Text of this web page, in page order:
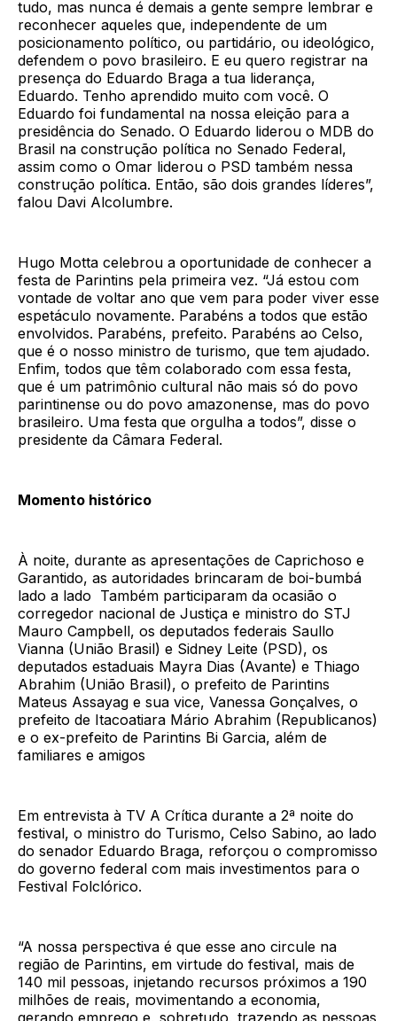
tudo, mas nunca é demais a gente sempre lembrar e
reconhecer aqueles que, independente de um
posicionamento político, ou partidário, ou ideológico,
defendem o povo brasileiro. E eu quero registrar na
presença do Eduardo Braga a tua liderança,
Eduardo. Tenho aprendido muito com você. O
Eduardo foi fundamental na nossa eleição para a
presidência do Senado. O Eduardo liderou o MDB do
Brasil na construção política no Senado Federal,
assim como o Omar liderou o PSD também nessa
construção política. Então, são dois grandes líderes”,
falou Davi Alcolumbre.
Hugo Motta celebrou a oportunidade de conhecer a
festa de Parintins pela primeira vez. “Já estou com
vontade de voltar ano que vem para poder viver esse
espetáculo novamente. Parabéns a todos que estão
envolvidos. Parabéns, prefeito. Parabéns ao Celso,
que é o nosso ministro de turismo, que tem ajudado.
Enfim, todos que têm colaborado com essa festa,
que é um patrimônio cultural não mais só do povo
parintinense ou do povo amazonense, mas do povo
brasileiro. Uma festa que orgulha a todos”, disse o
presidente da Câmara Federal.
Momento histórico
À noite, durante as apresentações de Caprichoso e
Garantido, as autoridades brincaram de boi-bumbá
lado a lado Também participaram da ocasião o
corregedor nacional de Justiça e ministro do STJ
Mauro Campbell, os deputados federais Saullo
Vianna (União Brasil) e Sidney Leite (PSD), os
deputados estaduais Mayra Dias (Avante) e Thiago
Abrahim (União Brasil), o prefeito de Parintins
Mateus Assayag e sua vice, Vanessa Gonçalves, o
prefeito de Itacoatiara Mário Abrahim (Republicanos)
e o ex-prefeito de Parintins Bi Garcia, além de
familiares e amigos
Em entrevista à TV A Crítica durante a 2ª noite do
festival, o ministro do Turismo, Celso Sabino, ao lado
do senador Eduardo Braga, reforçou o compromisso
do governo federal com mais investimentos para o
Festival Folclórico.
“A nossa perspectiva é que esse ano circule na
região de Parintins, em virtude do festival, mais de
140 mil pessoas, injetando recursos próximos a 190
milhões de reais, movimentando a economia,
gerando emprego e, sobretudo, trazendo as pessoas